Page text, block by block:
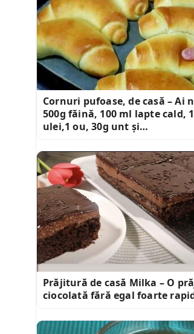
Cornuri pufoase, de casă – Ai
500g făină, 100 ml lapte cald,
ulei,1 ou, 30g unt și…
Prăjitură de casă Milka – O
ciocolată fără egal foarte